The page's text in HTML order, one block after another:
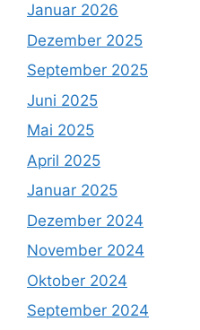
Januar 2026
Dezember 2025
September 2025
Juni 2025
Mai 2025
April 2025
Januar 2025
Dezember 2024
November 2024
Oktober 2024
September 2024